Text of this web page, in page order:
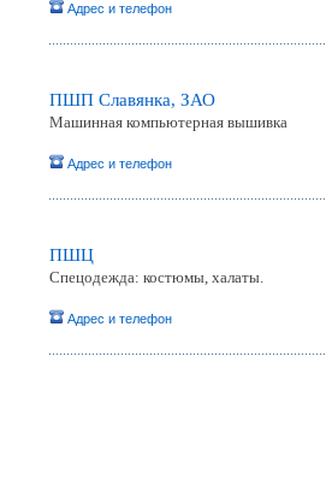
Адрес и телефон
ПШП Славянка, ЗАО
Машинная компьютерная вышивка
Адрес и телефон
ПШЦ
Спецодежда: костюмы, халаты.
Адрес и телефон